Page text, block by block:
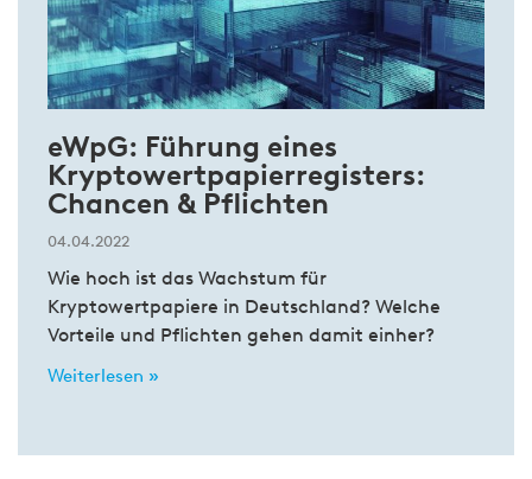
eWpG: Führung eines
Kryptowertpapierregisters:
Chancen & Pflichten
04.04.2022
Wie hoch ist das Wachstum für
Kryptowertpapiere in Deutschland? Welche
Vorteile und Pflichten gehen damit einher?
Weiterlesen »